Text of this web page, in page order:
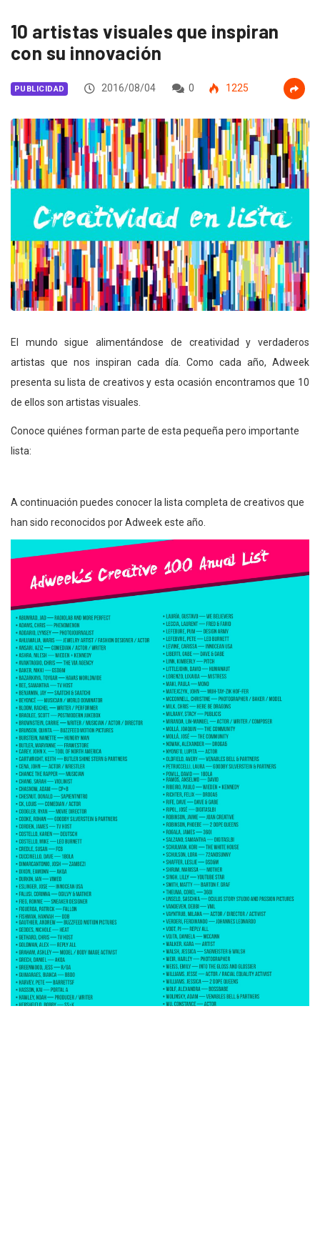
10 artistas visuales que inspiran
con su innovación
PUBLICIDAD 2016/08/04 0 1225
El mundo sigue alimentándose de creatividad y verdaderos
artistas que nos inspiran cada día. Como cada año, Adweek
presenta su lista de creativos y esta ocasión encontramos que 10
de ellos son artistas visuales.
Conoce quiénes forman parte de esta pequeña pero importante
lista:
A continuación puedes conocer la lista completa de creativos que
han sido reconocidos por Adweek este año.